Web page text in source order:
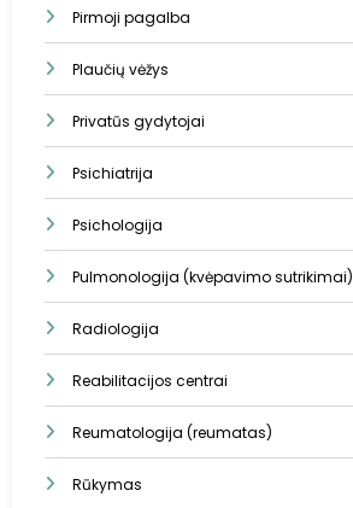
Pirmoji pagalba
Plaučių vėžys
Privatūs gydytojai
Psichiatrija
Psichologija
Pulmonologija (kvėpavimo sutrikimai)
Radiologija
Reabilitacijos centrai
Reumatologija (reumatas)
Rūkymas